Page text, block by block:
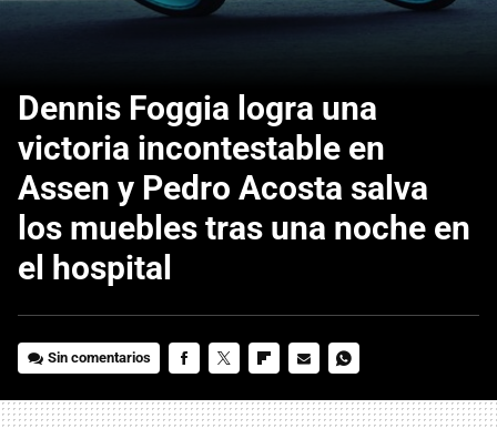
Dennis Foggia logra una
victoria incontestable en
Assen y Pedro Acosta salva
los muebles tras una noche en
el hospital
Sin comentarios
MAIL